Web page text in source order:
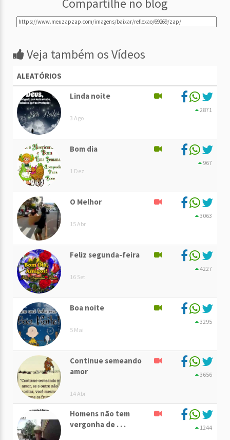
Compartilhe no blog
Veja também os Vídeos
ALEATÓRIOS
Linda noite
3 Ago
2871
Bom dia
1 Dez
967
O Melhor
15 Abr
3063
Feliz segunda-feira
16 Set
4227
Boa noite
5 Mai
3295
Continue semeando
amor
14 Abr
3656
Homens não tem
vergonha de . . .
1244